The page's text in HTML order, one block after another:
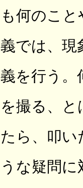
も何のこ
義では、現
義を行う。
を撮る、
たら、叩
うな疑問